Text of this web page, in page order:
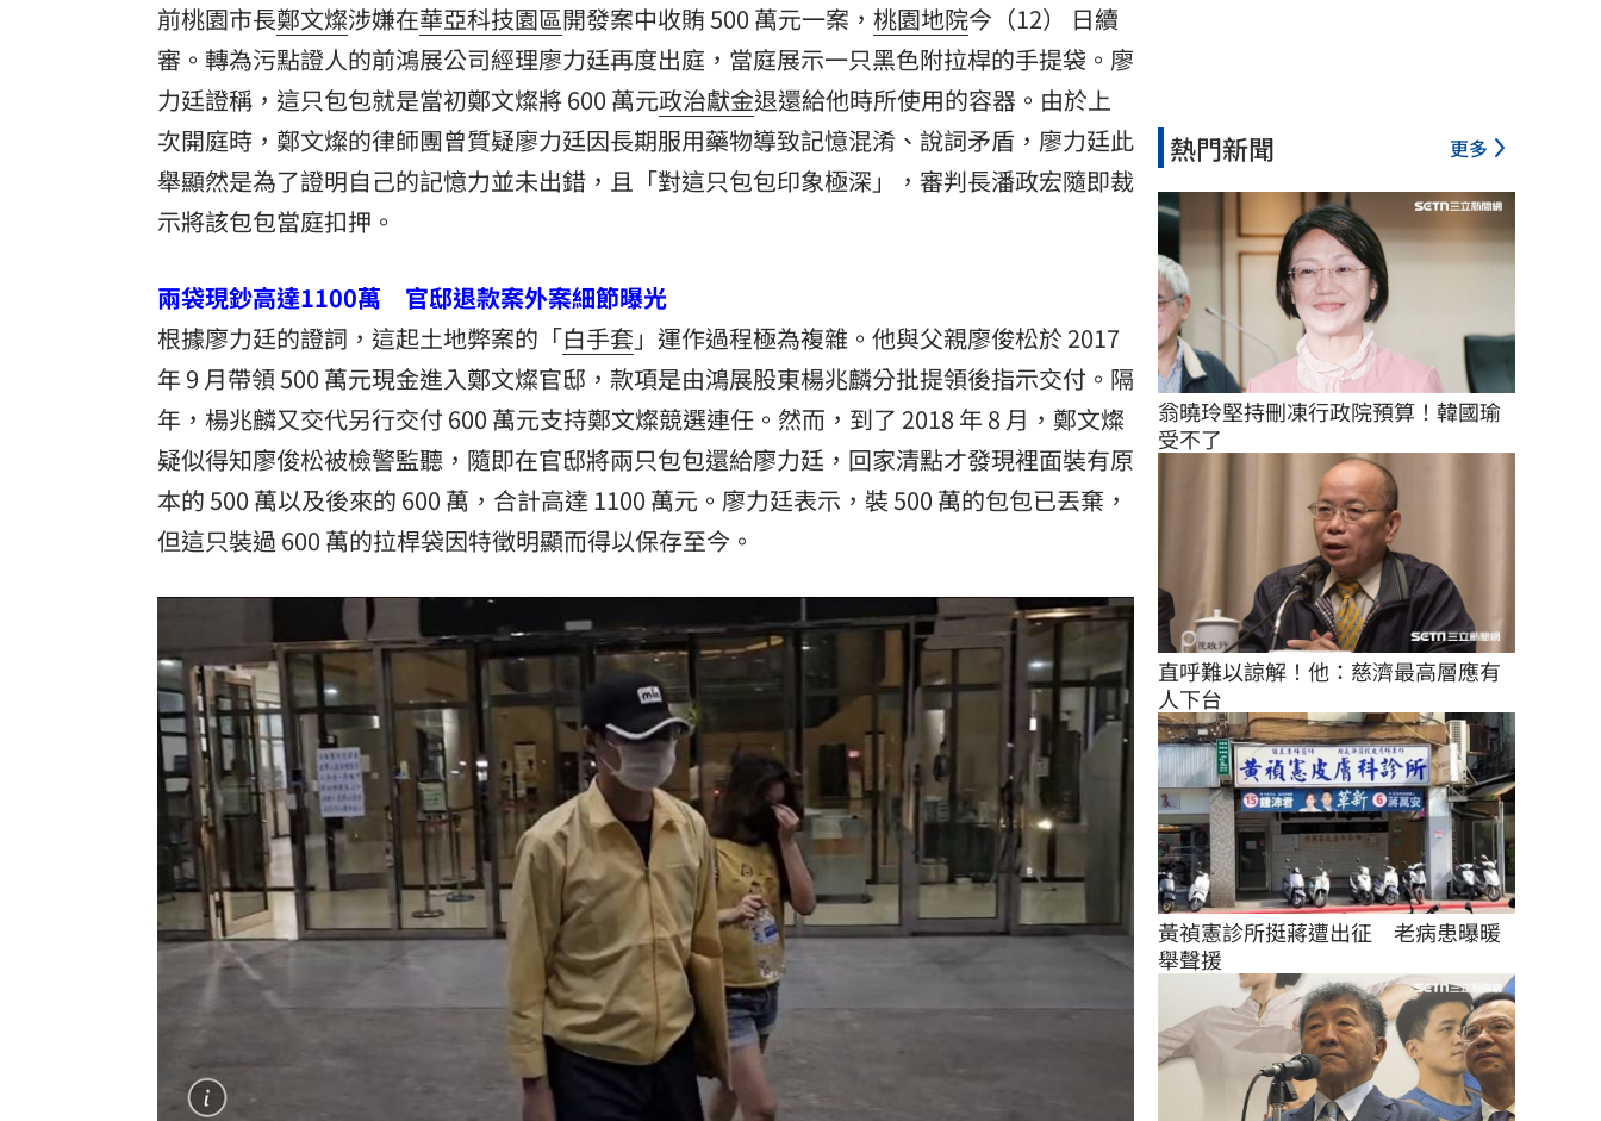
前桃園市長鄭文燦涉嫌在華亞科技園區開發案中收賄 500 萬元一案， 桃園地院今（12） 日續
審。轉為污點證人的前鴻展公司經理廖力廷再度出庭，當庭展示一只黑色附拉桿的手提袋。廖
力廷證稱，這只包包就是當初鄭文燦將 600 萬元政治獻金退還給他時所使用的容器。由於上
次開庭時，鄭文燦的律師團曾質疑廖力廷因長期服用藥物導致記憶混淆、說詞矛盾，廖力廷此
舉顯然是為了證明自己的記憶力並未出錯，且「對這只包包印象極深」，審判長潘政宏隨即裁
示將該包包當庭扣押。
兩袋現鈔高達1100萬 官邸退款案外案細節曝光
根據廖力廷的證詞，這起土地弊案的「白手套 」運作過程極為複雜。他與父親廖俊松於 2017
年 9 月帶領 500 萬元現金進入鄭文燦官邸，款項是由鴻展股東楊兆麟分批提領後指示交付。隔
年，楊兆麟又交代另行交付 600 萬元支持鄭文燦競選連任。然而，到了 2018 年 8 月，鄭文燦
疑似得知廖俊松被檢警監聽，隨即在官邸將兩只包包還給廖力廷，回家清點才發現裡面裝有原
本的 500 萬以及後來的 600 萬，合計高達 1100 萬元。廖力廷表示，裝 500 萬的包包已丟棄，
但這只裝過 600 萬的拉桿袋因特徵明顯而得以保存至今。
熱門新聞 更多
翁曉玲堅持刪凍行政院預算！韓國瑜
受不了
直呼難以諒解！他：慈濟最高層應有
人下台
黃禎憲診所挺蔣遭出征　老病患曝暖
舉聲援